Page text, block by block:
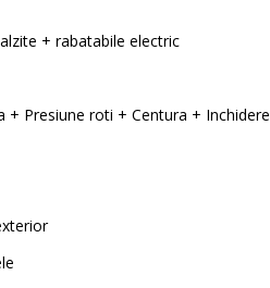
+ rabatabile electric
+ Presiune roti + Centura + Inchidere